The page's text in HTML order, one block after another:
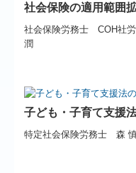
社会保険の適用範囲
社会保険労務士 COH社
潤
子ども・子育て支援
特定社会保険労務士 森